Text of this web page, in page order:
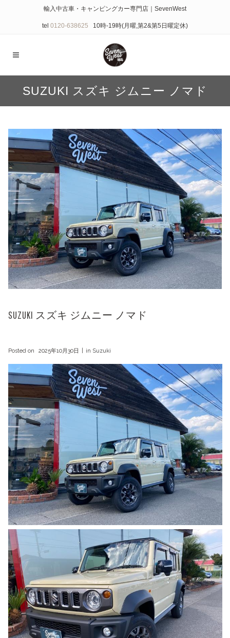
輸入中古車・キャンピングカー専門店｜SevenWest
tel 0120-638625 10時-19時(月曜,第2&第5日曜定休)
SUZUKI スズキ ジムニー ノマド
SUZUKI スズキ ジムニー ノマド
Posted on 2025年10月30日 in Suzuki